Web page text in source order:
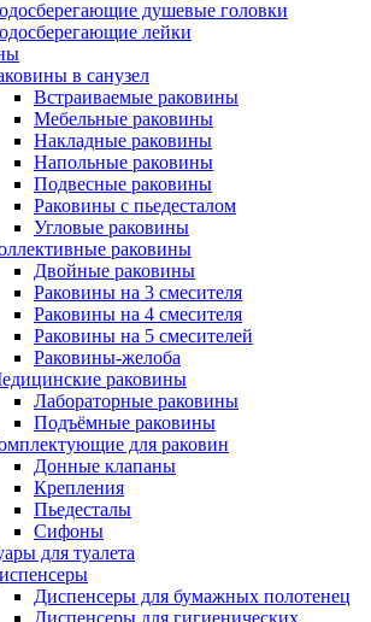
душевые головки
лейки
в санузел
Встраиваемые раковины
Мебельные раковины
Накладные раковины
Напольные раковины
Подвесные раковины
Раковины с пьедесталом
Угловые раковины
раковины
Двойные раковины
Раковины на 3 смесителя
Раковины на 4 смесителя
Раковины на 5 смесителей
Раковины-желоба
раковины
Лабораторные раковины
Подъёмные раковины
для раковин
Донные клапаны
Крепления
Пьедесталы
Сифоны
для туалета
Диспенсеры для бумажных полотенец
Диспенсеры для гигиенических